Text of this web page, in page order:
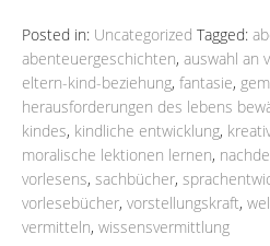
Posted in: Uncategorized Tagged:
abenteuergeschichten, auswahl an
eltern-kind-beziehung, fantasie,
herausforderungen des lebens
kindes, kindliche entwicklung,
moralische lektionen lernen,
vorlesens, sachbücher,
vorlesebücher, vorstellungskraft,
vermitteln, wissensvermittlung